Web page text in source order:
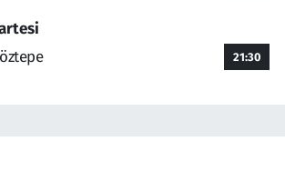
21:30